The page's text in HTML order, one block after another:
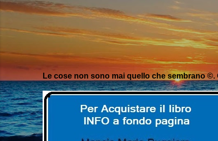
Le cose non sono mai quello che sembrano